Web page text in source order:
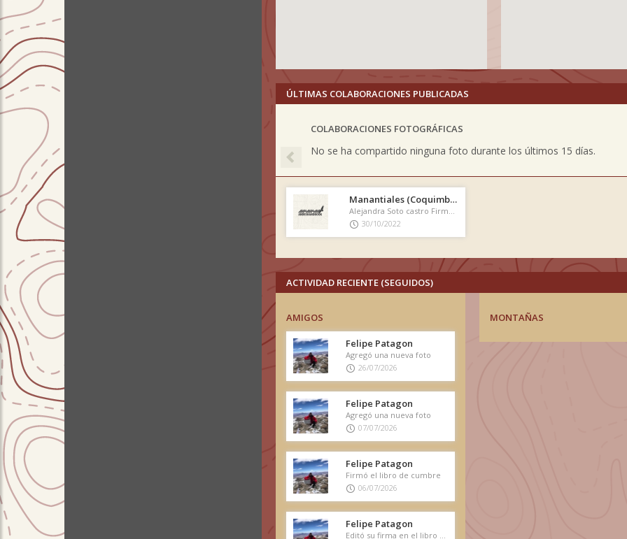
ÚLTIMAS COLABORACIONES PUBLICADAS
COLABORACIONES FOTOGRÁFICAS
No se ha compartido ninguna foto durante los últimos 15 días.
Previous
Manantiales (Coquimbo)
30/10/2022
ACTIVIDAD RECIENTE (SEGUIDOS)
AMIGOS
Felipe Patagon
Agregó una nueva foto
26/07/2026
Felipe Patagon
Agregó una nueva foto
07/07/2026
Felipe Patagon
Firmó el libro de cumbre
06/07/2026
Felipe Patagon
MONTAÑAS